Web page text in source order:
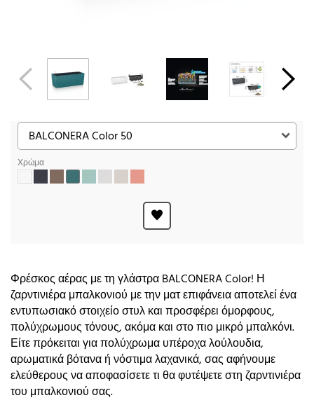
Χρώμα
Φρέσκος αέρας με τη γλάστρα BALCONERA Color! Η
ζαρντινιέρα μπαλκονιού με την ματ επιφάνεια αποτελεί ένα
εντυπωσιακό στοιχείο στυλ και προσφέρει όμορφους,
πολύχρωμους τόνους, ακόμα και στο πιο μικρό μπαλκόνι.
Είτε πρόκειται για πολύχρωμα υπέροχα λούλουδια,
αρωματικά βότανα ή νόστιμα λαχανικά, σας αφήνουμε
ελεύθερους να αποφασίσετε τι θα φυτέψετε στη ζαρντινιέρα
του μπαλκονιού σας.